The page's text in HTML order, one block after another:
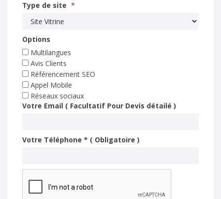
Type de site *
Options
Multilangues
Avis Clients
Référencement SEO
Appel Mobile
Réseaux sociaux
Votre Email ( Facultatif Pour Devis détailé )
Votre Téléphone * ( Obligatoire )